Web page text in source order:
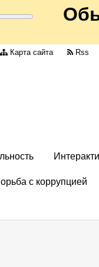
Карта сайта Rss
с коррупцией